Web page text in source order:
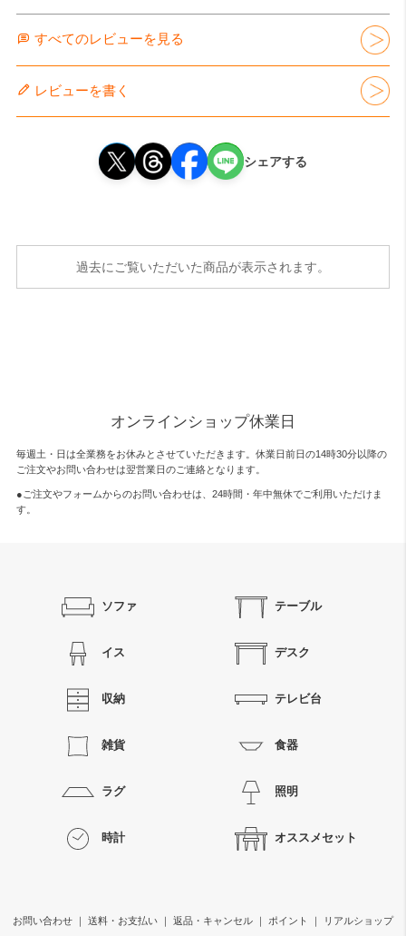
すべてのレビューを見る
レビューを書く
シェアする
過去にご覧いただいた商品が表示されます。
オンラインショップ休業日
毎週土・日は全業務をお休みとさせていただきます。休業日前日の14時30分以降の
ご注文やお問い合わせは翌営業日のご連絡となります。
●ご注文やフォームからのお問い合わせは、 24時間・年中無休でご利用いただけま
す。
ソファ テーブル
イス デスク
収納 テレビ台
雑貨 食器
ラグ 照明
時計 オススメセット
お問い合わせ 送料・お支払い 返品・キャンセル ポイント リアルショップ